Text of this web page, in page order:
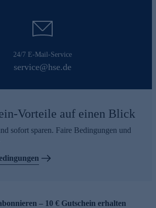
24/7 E-Mail-Service
service@hse.de
Vorteile auf einen Blick
sofort sparen. Faire Bedingungen und
– 10 € Gutschein erhalten